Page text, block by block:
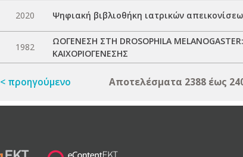
2020 Ψηφιακή βιβλιοθήκη ιατρικών
1982
ΩΟΓΕΝΕΣΗ ΣΤΗ DROSOPHILA
ΚΑΙΧΟΡΙΟΓΕΝΕΣΗΣ
< προηγούμενο Αποτελέσματα 2388 έως